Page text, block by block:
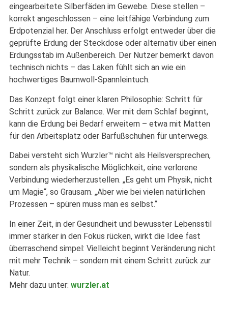
eingearbeitete Silberfäden im Gewebe. Diese stellen –
korrekt angeschlossen – eine leitfähige Verbindung zum
Erdpotenzial her. Der Anschluss erfolgt entweder über die
geprüfte Erdung der Steckdose oder alternativ über einen
Erdungsstab im Außenbereich. Der Nutzer bemerkt davon
technisch nichts – das Laken fühlt sich an wie ein
hochwertiges Baumwoll-Spannleintuch.
Das Konzept folgt einer klaren Philosophie: Schritt für
Schritt zurück zur Balance. Wer mit dem Schlaf beginnt,
kann die Erdung bei Bedarf erweitern – etwa mit Matten
für den Arbeitsplatz oder Barfußschuhen für unterwegs.
Dabei versteht sich Wurzler™ nicht als Heilsversprechen,
sondern als physikalische Möglichkeit, eine verlorene
Verbindung wiederherzustellen. „Es geht um Physik, nicht
um Magie“, so Grausam. „Aber wie bei vielen natürlichen
Prozessen – spüren muss man es selbst.“
In einer Zeit, in der Gesundheit und bewusster Lebensstil
immer stärker in den Fokus rücken, wirkt die Idee fast
überraschend simpel: Vielleicht beginnt Veränderung nicht
mit mehr Technik – sondern mit einem Schritt zurück zur
Natur.
Mehr dazu unter: wurzler.at